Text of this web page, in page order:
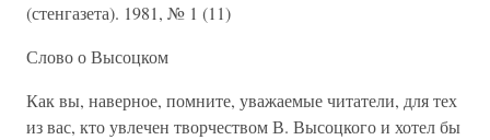
(стенгазета). 1981, № 1 (11)
Слово о Высоцком
Как вы, наверное, помните, уважаемые читатели, для тех
из вас, кто увлечен творчеством В. Высоцкого и хотел бы